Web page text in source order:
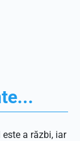
este a răzbi, iar